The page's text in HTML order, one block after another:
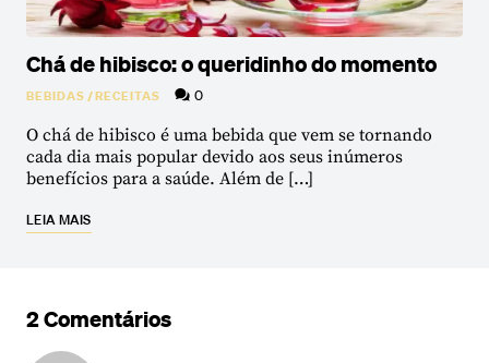
Chá de hibisco: o queridinho do momento
BEBIDAS/RECEITAS 0
O chá de hibisco é uma bebida que vem se tornando
cada dia mais popular devido aos seus inúmeros
benefícios para a saúde. Além de […]
LEIA MAIS
2 Comentários